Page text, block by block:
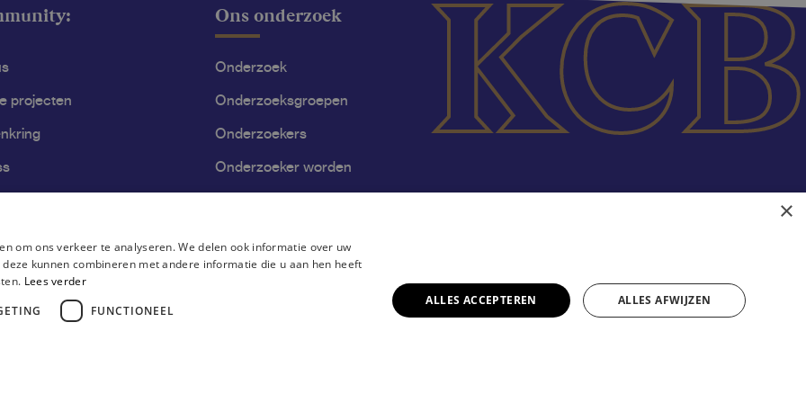
projecten
Ons onderzoek
Onderzoek
Onderzoeksgroepen
Onderzoekers
Onderzoeker worden
×
om ons verkeer te analyseren. We delen ook informatie over uw
kunnen combineren met andere informatie die u aan hen heeft
Lees verder
FUNCTIONEEL
ALLES ACCEPTEREN ALLES AFWIJZEN